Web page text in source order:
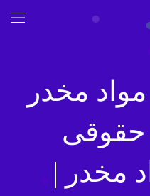
مخدر
حقوقی
مخدر |